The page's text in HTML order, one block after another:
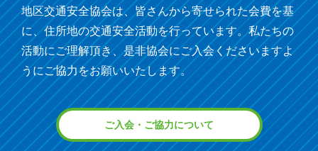
地区交通安全協会は、皆さんから寄せられた会費を基
に、住所地の交通安全活動を行っています。私たちの
活動にご理解頂き、是非協会にご入会くださいますよ
うにご協力をお願いいたします。
ご入会・ご協力について